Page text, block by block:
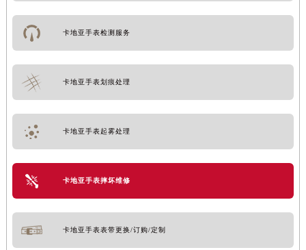
卡地亚手表检测服务
卡地亚手表划痕处理
卡地亚手表起雾处理
卡地亚手表摔坏维修
卡地亚手表表带更换/订购/定制